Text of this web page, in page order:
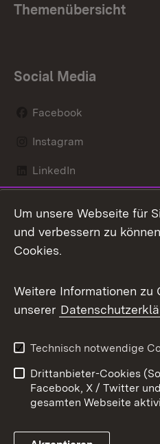
Themenübersicht
Social Media
Facebook
Instagram
LinkedIn
X / Twitter
Youtube
Kontakt
Impressum
Um unsere Webseite für
und verbessern zu
Cookies.
Weitere Informationen zu
unserer
Technisch notwendige
Drittanbieter-Cookies
Facebook, X / Twitter
gesamten Webseite